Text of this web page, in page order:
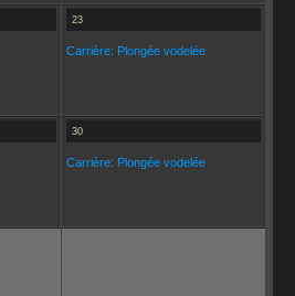
23
Carrière: Plongée vodelée
30
Carrière: Plongée vodelée